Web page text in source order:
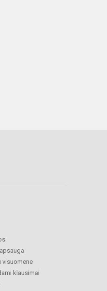
visuomene
klausimai